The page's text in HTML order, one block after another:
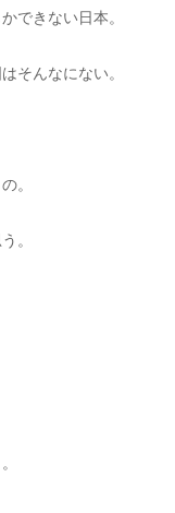
できない日本。
そんなにない。
。
。